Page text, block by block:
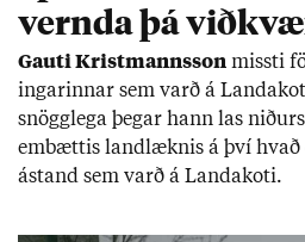
vernda þá
Gauti Krist­manns­son missti
ing­ar­inn­ar sem varð á
snögg­lega þeg­ar hann las
embætt­is land­lækn­is á því
ástand sem varð á Landa­koti.